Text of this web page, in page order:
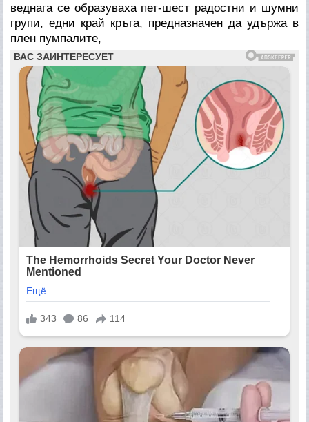
веднага се образуваха пет-шест радостни и шумни
групи, едни край кръга, предназначен да удържа в
плен пумпалите,